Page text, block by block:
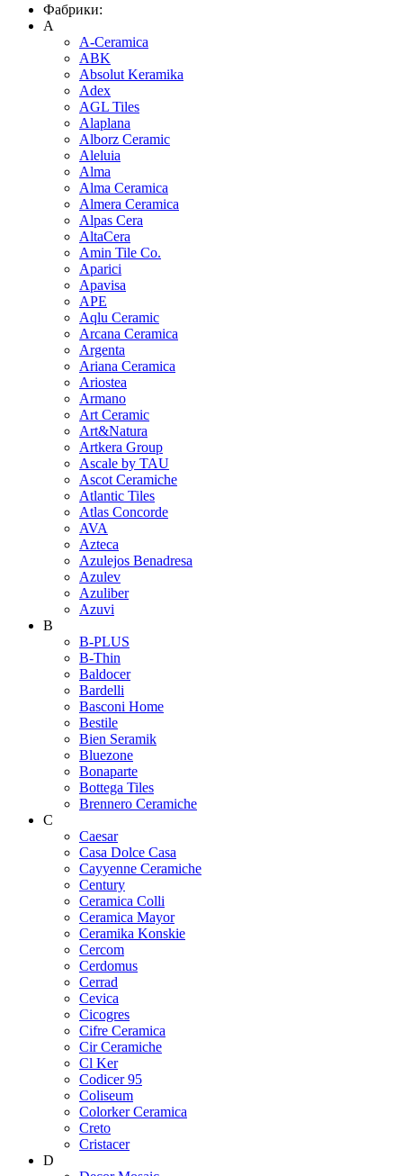
Фабрики:
A
A-Ceramica
ABK
Absolut Keramika
Adex
AGL Tiles
Alaplana
Alborz Ceramic
Aleluia
Alma
Alma Ceramica
Almera Ceramica
Alpas Cera
AltaCera
Amin Tile Co.
Aparici
Apavisa
APE
Aqlu Ceramic
Arcana Ceramica
Argenta
Ariana Ceramica
Ariostea
Armano
Art Ceramic
Art&Natura
Artkera Group
Ascale by TAU
Ascot Ceramiche
Atlantic Tiles
Atlas Concorde
AVA
Azteca
Azulejos Benadresa
Azulev
Azuliber
Azuvi
B
B-PLUS
B-Thin
Baldocer
Bardelli
Basconi Home
Bestile
Bien Seramik
Bluezone
Bonaparte
Bottega Tiles
Brennero Ceramiche
C
Caesar
Casa Dolce Casa
Cayyenne Ceramiche
Century
Ceramica Colli
Ceramica Mayor
Ceramika Konskie
Cercom
Cerdomus
Cerrad
Cevica
Cicogres
Cifre Ceramica
Cir Ceramiche
Cl Ker
Codicer 95
Coliseum
Colorker Ceramica
Creto
Cristacer
D